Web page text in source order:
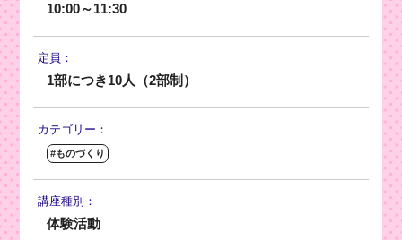
10:00～11:30
定員：
1部につき10人（2部制）
カテゴリー：
#ものづくり
講座種別：
体験活動